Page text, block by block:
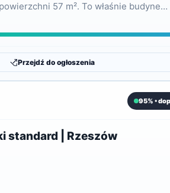
57 m². To właśnie budyne…
Przejdź do ogłoszenia
95% •
standard | Rzeszów